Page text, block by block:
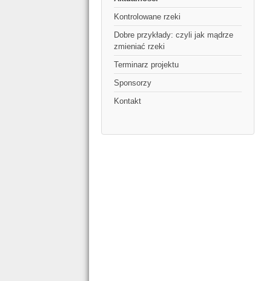
Kontrolowane rzeki
Dobre przykłady: czyli jak mądrze
zmieniać rzeki
Terminarz projektu
Sponsorzy
Kontakt